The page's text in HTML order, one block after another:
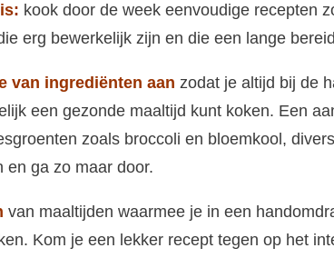
kook door de week eenvoudige recepten
erg bewerkelijk zijn en die een lange
van ingrediënten aan zodat je altijd bij de
een gezonde maaltijd kunt koken. Een
zoals broccoli en bloemkool,
en ga zo maar door.
van maaltijden waarmee je in een
Kom je een lekker recept tegen op het